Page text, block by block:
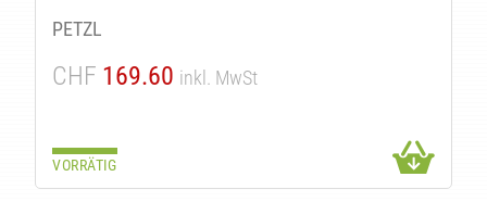
PETZL
CHF 169.60 inkl. MwSt
VORRÄTIG